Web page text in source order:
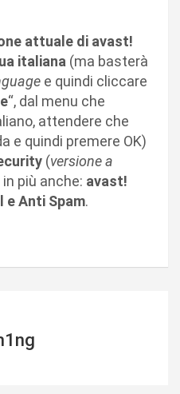
attuale di avast!
italiana (ma basterà
e quindi cliccare
“, dal menu che
attendere che
e quindi premere OK)
(versione a
più anche: avast!
e Anti Spam.